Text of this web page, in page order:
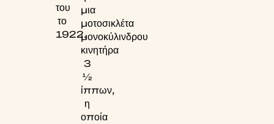
του
το
1922.
μια
μοτοσικλέτα
μονοκύλινδρου
κινητήρα
3
1⁄2
ίππων,
η
οποία